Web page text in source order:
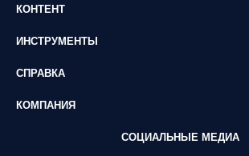
КОНТЕНТ
ИНСТРУМЕНТЫ
СПРАВКА
КОМПАНИЯ
СОЦИАЛЬНЫЕ МЕДИА